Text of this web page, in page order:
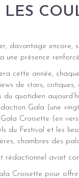
LES
davantage encore,
une présence
cette année,
de stars,
quotidien
Gala (une
Croisette (en
du Festival et les
chambres des
rédactionnel avait
Croisette pour